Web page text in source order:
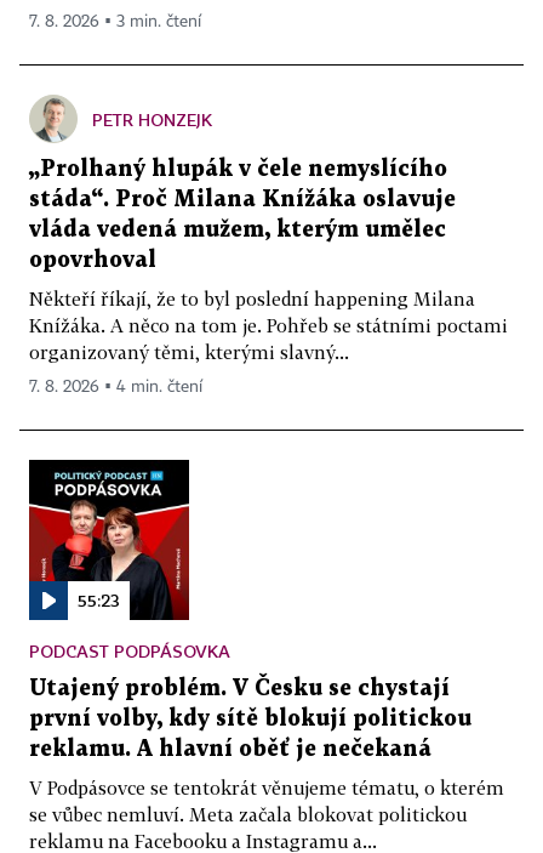
7. 8. 2026 ▪ 3 min. čtení
PETR HONZEJK
„Prolhaný hlupák v čele nemyslícího
stáda“. Proč Milana Knížáka oslavuje
vláda vedená mužem, kterým umělec
opovrhoval
Někteří říkají, že to byl poslední happening Milana
Knížáka. A něco na tom je. Pohřeb se státními poctami
organizovaný těmi, kterými slavný...
7. 8. 2026 ▪ 4 min. čtení
55:23
PODCAST PODPÁSOVKA
Utajený problém. V Česku se chystají
první volby, kdy sítě blokují politickou
reklamu. A hlavní oběť je nečekaná
V Podpásovce se tentokrát věnujeme tématu, o kterém
se vůbec nemluví. Meta začala blokovat politickou
reklamu na Facebooku a Instagramu a...